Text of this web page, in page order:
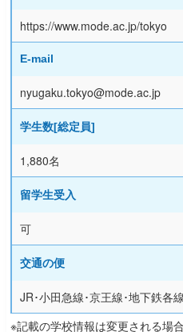
https://www.mode.ac.jp/tokyo
E-mail
nyugaku.tokyo@mode.ac.jp
学生数[総定員]
1,880名
留学生受入
可
交通の便
JR･小田急線･京王線･地下鉄各
※記載の学校情報は変更される場